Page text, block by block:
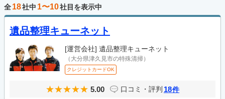
全18社中 1〜10社目を表示中
遺品整理キューネット
[運営会社] 遺品整理キューネット
（大分県津久見市の特殊清掃）
クレジットカードOK
5.00 口コミ・評判 18件